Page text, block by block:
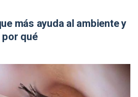
más ayuda al ambiente y
qué